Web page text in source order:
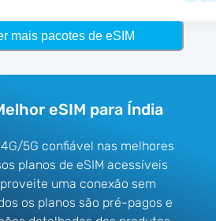
mais pacotes de eSIM
eSIM para Índia
5G confiável nas melhores
planos de eSIM acessíveis
uma conexão sem
os planos são pré-pagos e